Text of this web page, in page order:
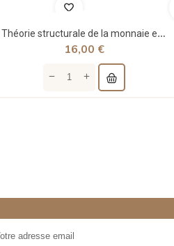
Théorie structurale de la monnaie et applications - Jean Rémy - Sigest
16,00 €